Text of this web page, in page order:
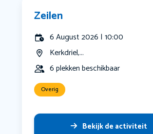
Zeilen
6 August 2026 | 10:00
Kerkdriel,...
6 plekken beschikbaar
Overig
Bekijk de activiteit